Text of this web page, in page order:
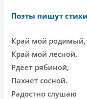
Поэты пишут
Край мой родимый,
Край мой лесной,
Рдеет рябиной,
Пахнет сосной.
Радостно слушаю